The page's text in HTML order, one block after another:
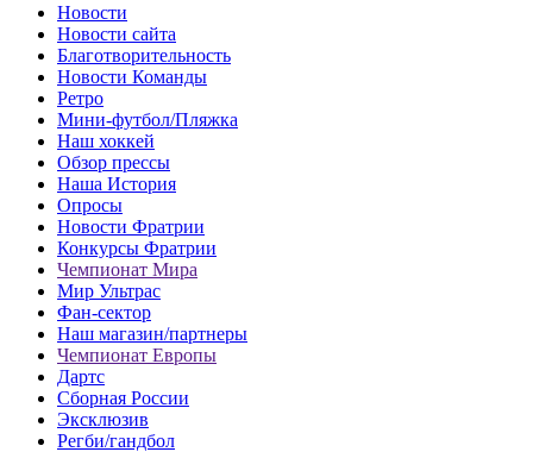
Новости
Новости сайта
Благотворительность
Новости Команды
Ретро
Мини-футбол/Пляжка
Наш хоккей
Обзор прессы
Наша История
Опросы
Новости Фратрии
Конкурсы Фратрии
Чемпионат Мира
Мир Ультрас
Фан-cектор
Наш магазин/партнеры
Чемпионат Европы
Дартс
Сборная России
Эксклюзив
Регби/гандбол